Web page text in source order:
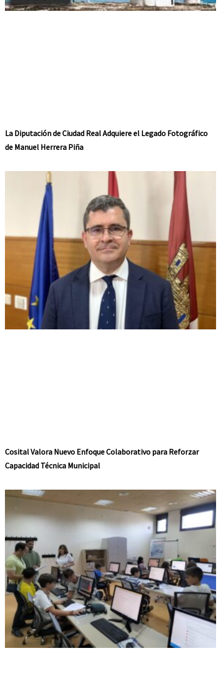
La Diputación de Ciudad Real Adquiere el Legado Fotográfico
de Manuel Herrera Piña
Cosital Valora Nuevo Enfoque Colaborativo para Reforzar
Capacidad Técnica Municipal